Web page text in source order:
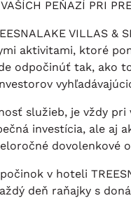
PEŇAZÍ PRI
VILLAS
aktivitami, ktoré
odpočinúť tak, ako
služieb, je vždy pri
investícia, ale aj
dovolenkové
v hoteli
deň raňajky s